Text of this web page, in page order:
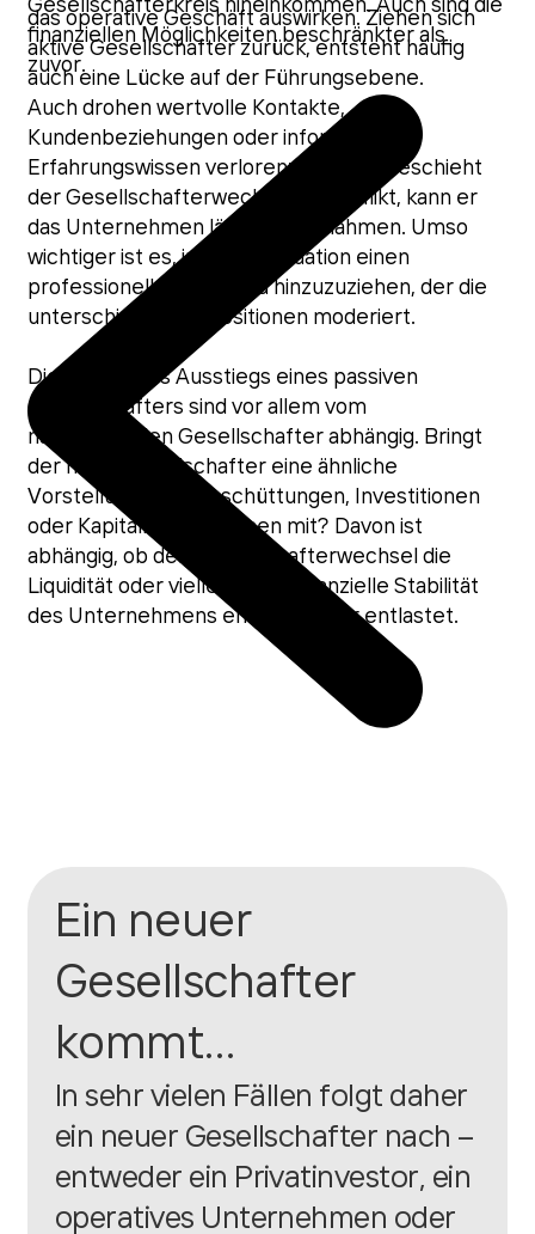
Gesellschafterkreis hineinkommen. Auch sind die
finanziellen Möglichkeiten beschränkter als
zuvor.
das operative Geschäft auswirken. Ziehen sich
aktive Gesellschafter zurück, entsteht häufig
auch eine Lücke auf der Führungsebene.
Auch drohen wertvolle Kontakte,
Kundenbeziehungen oder informelles
Erfahrungswissen verlorenzugehen. Geschieht
der Gesellschafterwechsel im Konflikt, kann er
das Unternehmen längerfristig lähmen. Umso
wichtiger ist es, in dieser Situation einen
professionellen Beistand hinzuzuziehen, der die
unterschiedlichen Positionen moderiert.
Die Folgen des Ausstiegs eines passiven
Gesellschafters sind vor allem vom
nachfolgenden Gesellschafter abhängig. Bringt
der neue Gesellschafter eine ähnliche
Vorstellung von Ausschüttungen, Investitionen
oder Kapitalnachschüssen mit? Davon ist
abhängig, ob der Gesellschafterwechsel die
Liquidität oder vielleicht die finanzielle Stabilität
des Unternehmens eher be- oder entlastet.
Ein neuer
Gesellschafter
kommt…
In sehr vielen Fällen folgt daher
ein neuer Gesellschafter nach –
entweder ein Privatinvestor, ein
operatives Unternehmen oder